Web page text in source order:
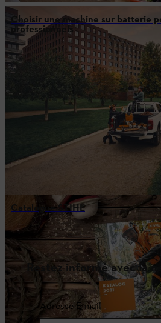
Choisir une machine sur batterie
professionnels
Catalogue STIHL
Restez informé avec la
Adresse E-mail